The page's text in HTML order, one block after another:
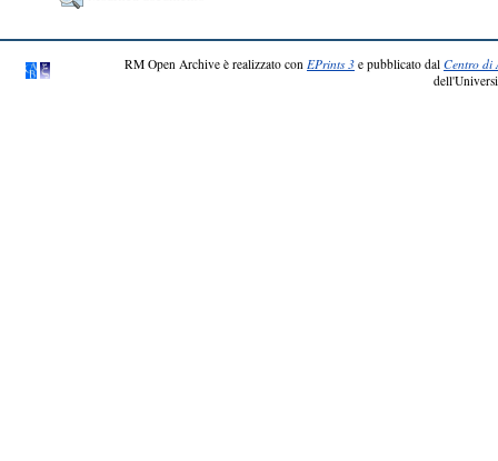
RM Open Archive è realizzato con EPrints 3 e pubblicato dal Centro di